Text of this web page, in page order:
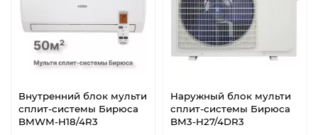
Внутренний блок мульти
сплит-системы Бирюса
BMWM-H18/4R3
Наружный блок мульти
сплит-системы Бирюса
BM3-H27/4DR3